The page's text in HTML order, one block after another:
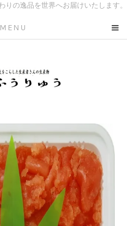
りの逸品を世界へお届けいたします。
MENU